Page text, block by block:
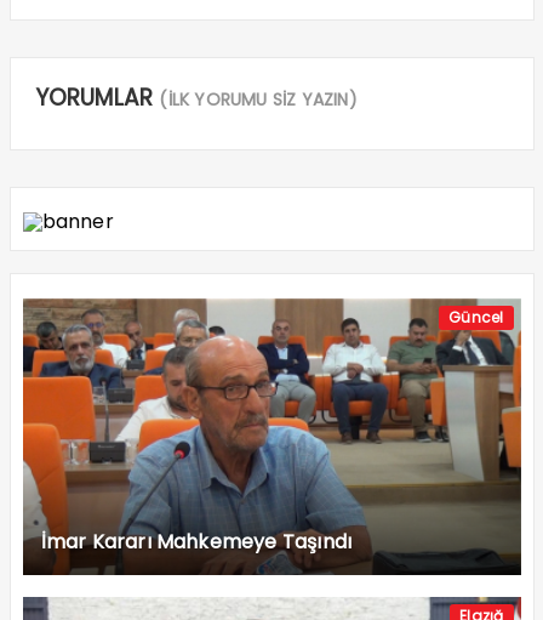
YORUMLAR (İLK YORUMU SİZ YAZIN)
Güncel
İmar Kararı Mahkemeye Taşındı